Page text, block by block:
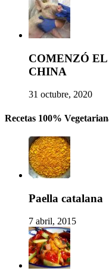
COMENZÓ
CHINA
31 octubre, 2020
Recetas 100%
Paella catalana
7 abril, 2015